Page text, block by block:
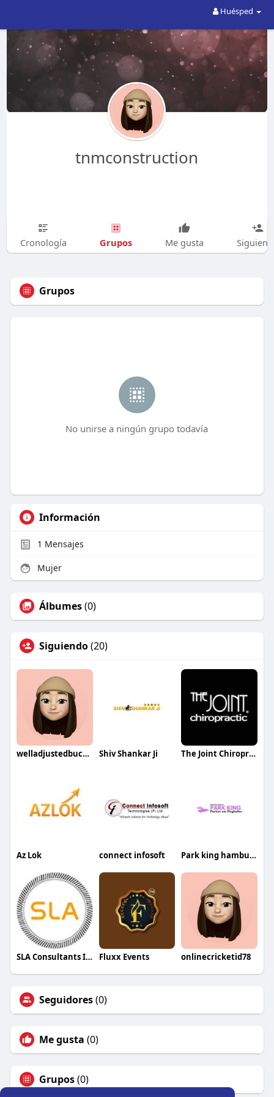
Huésped
tnmconstruction
Cronología Grupos Me gusta
Grupos
No unirse a ningún grupo todavía
Información
1 Mensajes
Mujer
Álbumes(0)
Siguiendo(20)
welladjustedbuckhead Shiv Shankar Ji The Joint Chiropractic College Station
Az Lok connect infosoft Park king hamburg
SLA Consultants India Fluxx Events onlinecricketid78
Seguidores(0)
Me gusta (0)
Grupos(0)